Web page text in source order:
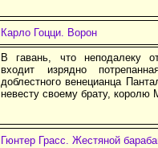
Карло Гоцци. Ворон
В гавань, что неподалеку
входит изрядно
доблестного венецианца
невесту своему брату, королю
Гюнтер Грасс. Жестяной